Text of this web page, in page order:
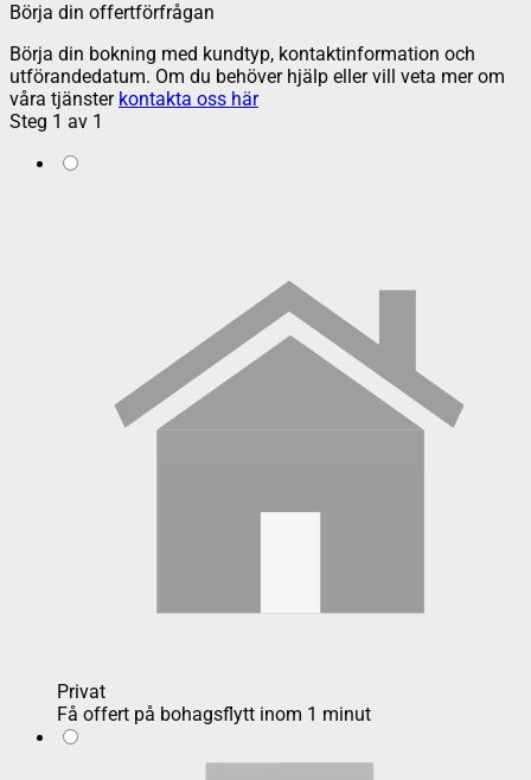
Börja din offertförfrågan
Börja din bokning med kundtyp, kontaktinformation och
utförandedatum. Om du behöver hjälp eller vill veta mer om
våra tjänster kontakta oss här
Steg 1 av 1
Privat
Få offert på bohagsflytt inom 1 minut